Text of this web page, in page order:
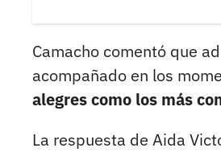
Camacho comentó que
acompañado en los
alegres como los más
La respuesta de Aida